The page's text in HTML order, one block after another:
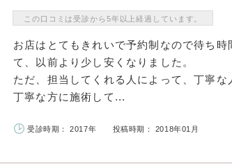
この口コミは受診から5年以上経過しています。
お店はとてもきれいで予約制なので待ち
て、以前より少し安くなりました。
ただ、担当してくれる人によって、丁寧
丁寧な方に施術して...
受診時期： 2017年 投稿時期： 2018年01月